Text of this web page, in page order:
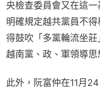
央檢查委員會又在這
明確規定越共黨員不
得鼓吹「多黨輪流坐
越南黨、政、軍領導思
此外，阮富仲在11月